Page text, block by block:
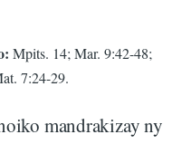
Mpits. 14; Mar. 9:42-48;
7:24-29.
mandrakizay ny